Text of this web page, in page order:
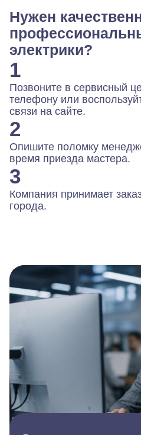
Нужен
электрики?
1
Позвоните в сервисный
телефону или
связи на сайте.
2
Опишите поломку
время приезда мастера.
3
Компания принимает
города.